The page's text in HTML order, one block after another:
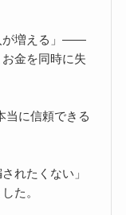
が増える」――
金を同時に失
当に信頼できる
れたくない」
た。